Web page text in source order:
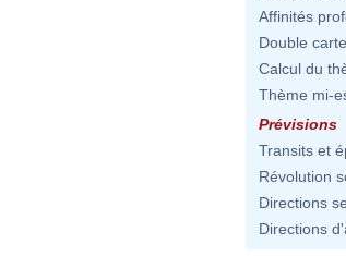
Affinités
Double
Calcul du
Thème mi-
Prévisions
Transits et
Révolution
Directions
Directions